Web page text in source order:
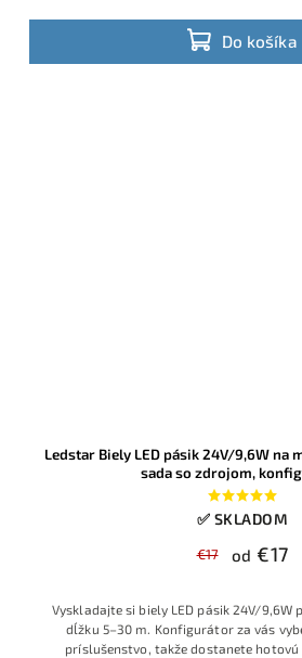
Do košíka
príkonom 12 W/m, umožňuje plynulé
teplej 3000K cez dennú 4000K až po
Ledstar Biely LED pásik 24V/9,6W na
sada so zdrojom,
✅ SKLADOM
€17 od €17
Vyskladajte si biely LED pásik 24V/9,6W
dĺžku 5–30 m. Konfigurátor za vás
príslušenstvo, takže dostanete hotovú